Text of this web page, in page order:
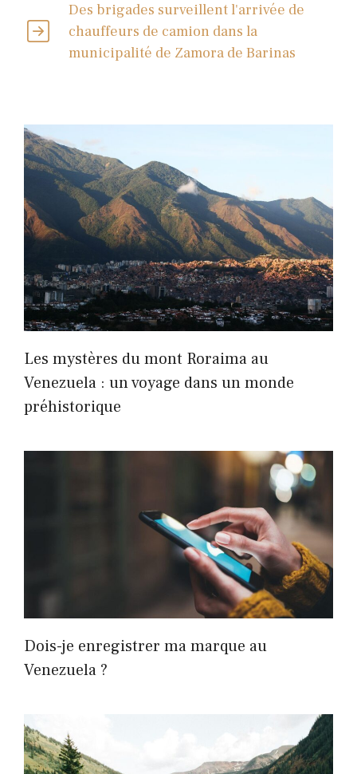
Des brigades surveillent l'arrivée de
chauffeurs de camion dans la
municipalité de Zamora de Barinas
Les mystères du mont Roraima au
Venezuela : un voyage dans un monde
préhistorique
Dois-je enregistrer ma marque au
Venezuela ?